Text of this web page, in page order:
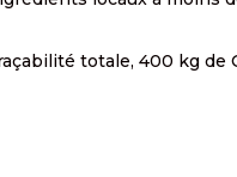
totale, 400 kg de